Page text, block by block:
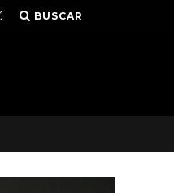
BUSCAR